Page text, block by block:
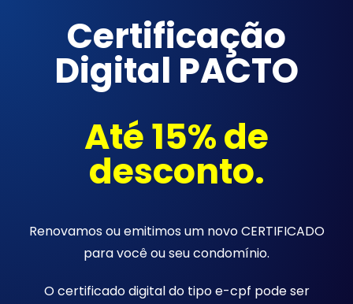
Certificação
Digital PACTO
Até 15% de
desconto.
Renovamos ou emitimos um novo CERTIFICADO
para você ou seu condomínio.
O certificado digital do tipo e-cpf pode ser